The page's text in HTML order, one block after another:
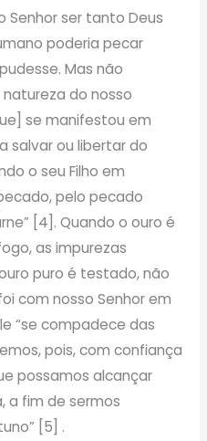
Senhor ser tanto Deus
poderia pecar
Mas não
do nosso
se manifestou em
salvar ou libertar do
o seu Filho em
pelo pecado
[4]. Quando o ouro é
as impurezas
puro é testado, não
com nosso Senhor em
“se compadece das
pois, com confiança
possamos alcançar
a fim de sermos
[5] .